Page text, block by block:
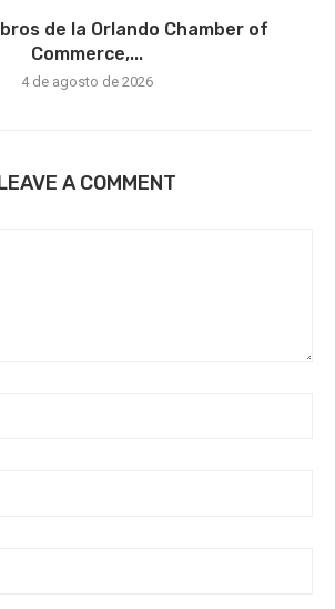
de la Orlando Chamber of
Commerce,...
4 de agosto de 2026
A COMMENT